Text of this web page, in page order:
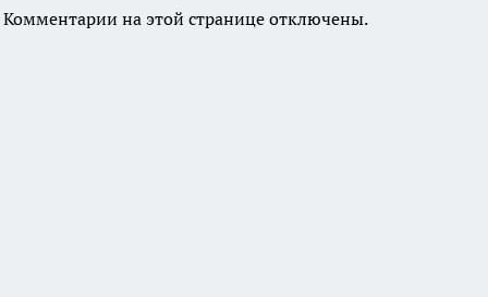
Комментарии на этой странице отключены.